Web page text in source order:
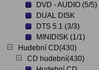
DVD - AUDIO (5/5)
DUAL DISK
DTS 5.1 (3/3)
MINIDISK (1/1)
Hudební CD(430)
CD hudební(430)